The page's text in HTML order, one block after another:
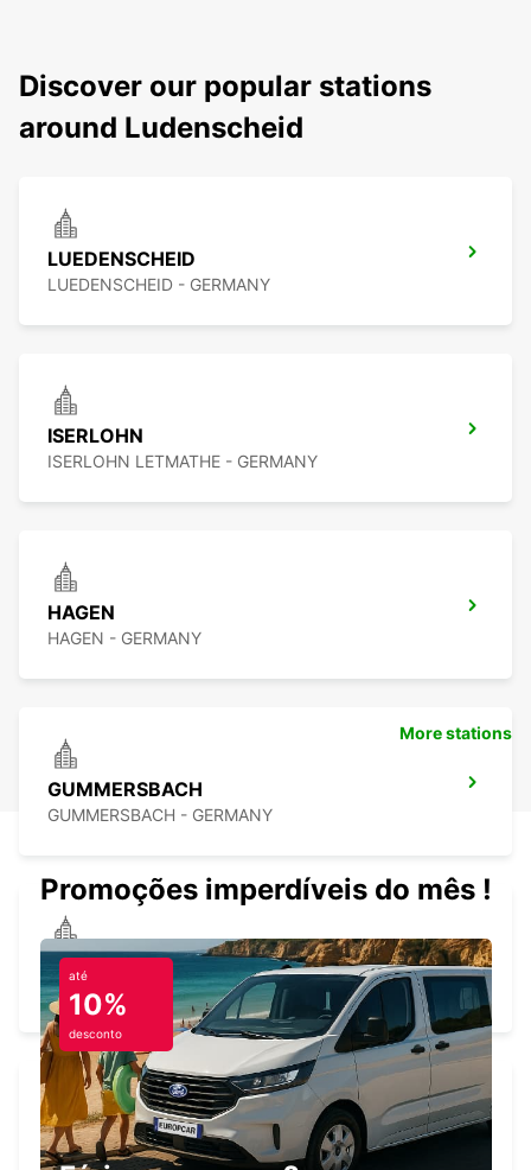
Discover our popular stations
around Ludenscheid
LUEDENSCHEID
LUEDENSCHEID - GERMANY
ISERLOHN
ISERLOHN LETMATHE - GERMANY
HAGEN
HAGEN - GERMANY
GUMMERSBACH
GUMMERSBACH - GERMANY
REMSCHEID NO TRUCKS NEW 01 09 26
REMSCHEID - GERMANY
REMSCHEID
More stations
Promoções imperdíveis do mês !
até
10%
desconto